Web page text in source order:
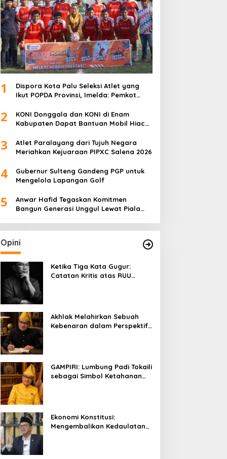
1
Dispora Kota Palu Seleksi Atlet yang
Ikut POPDA Provinsi, Imelda: Pemkot
Olahraga Pelajar
2
KONI Donggala dan KONI di Enam
Kabupaten Dapat Bantuan Mobil Hiace
3
Atlet Paralayang dari Tujuh Negara
Meriahkan Kejuaraan PIPXC Salena 2026
4
Gubernur Sulteng Gandeng PGP untuk
Mengelola Lapangan Golf
5
Anwar Hafid Tegaskan Komitmen
Bangun Generasi Unggul Lewat Piala
Opini
Ketika Tiga Kata Gugur:
Catatan Kritis atas RUU
Akhlak Melahirkan Sebuah
Kebenaran dalam Perspektif
GAMPIRI: Lumbung Padi Tokaili
sebagai Simbol Ketahanan
Ekonomi Konstitusi:
Mengembalikan Kedaulatan